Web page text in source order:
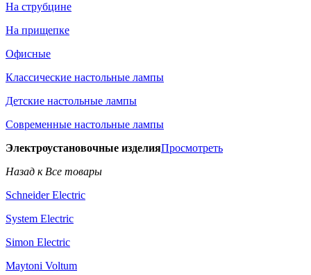
На струбцине
На прищепке
Офисные
Классические настольные лампы
Детские настольные лампы
Современные настольные лампы
Электроустановочные изделияПросмотреть
Назад к Все товары
Schneider Electric
System Electric
Simon Electric
Maytoni Voltum